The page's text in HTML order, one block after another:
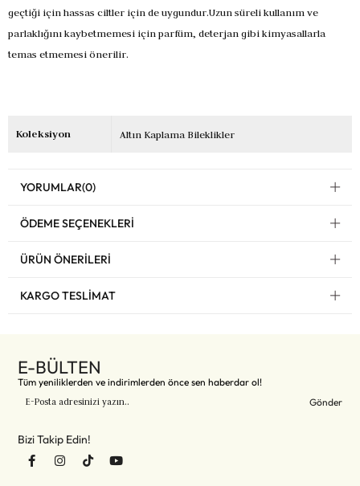
geçtiği için hassas ciltler için de uygundur.Uzun süreli kullanım ve
parlaklığını kaybetmemesi için parfüm, deterjan gibi kimyasallarla
temas etmemesi önerilir.
Koleksiyon Altın Kaplama Bileklikler
YORUMLAR(0)
ÖDEME SEÇENEKLERI
ÜRÜN ÖNERILERI
KARGO TESLIMAT
E-BÜLTEN
Tüm yeniliklerden ve indirimlerden önce sen haberdar ol!
Gönder
Bizi Takip Edin!